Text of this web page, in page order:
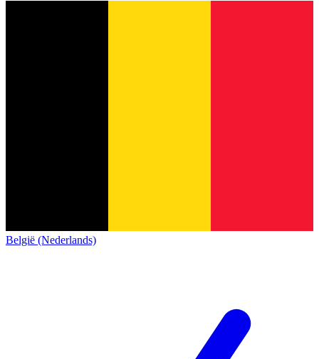
België (Nederlands)